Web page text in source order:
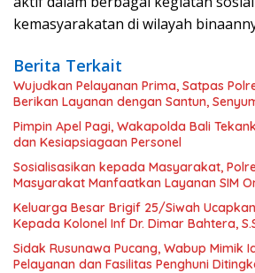
kemasyarakatan di wilayah
Berita Terkait
Wujudkan Pelayanan Prima, Satpas
Berikan Layanan dengan Santun,
Pimpin Apel Pagi, Wakapolda Bali
dan Kesiapsiagaan Personel
Sosialisasikan kepada Masyarakat,
Masyarakat Manfaatkan Layanan SIM
Keluarga Besar Brigif 25/Siwah
Kepada Kolonel Inf Dr. Dimar Bahtera,
Sidak Rusunawa Pucang, Wabup Mimik
Pelayanan dan Fasilitas Penghuni